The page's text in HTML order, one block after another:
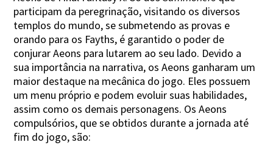
participam da peregrinação, visitando os diversos
templos do mundo, se submetendo as provas e
orando para os Fayths, é garantido o poder de
conjurar Aeons para lutarem ao seu lado. Devido a
sua importância na narrativa, os Aeons ganharam um
maior destaque na mecânica do jogo. Eles possuem
um menu próprio e podem evoluir suas habilidades,
assim como os demais personagens. Os Aeons
compulsórios, que se obtidos durante a jornada até
fim do jogo, são: